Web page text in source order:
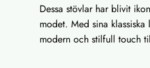
Dessa stövlar har blivit
modet. Med sina
modern och stilfull touch